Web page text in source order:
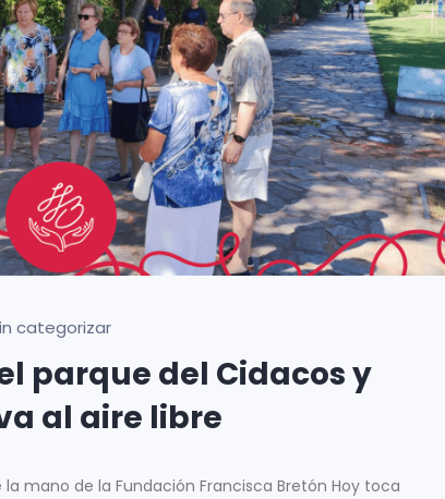
categorizar
parque del Cidacos y
al aire libre
mano de la Fundación Francisca Bretón Hoy toca